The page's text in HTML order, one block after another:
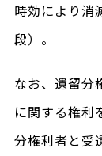
時効により消
段）。
なお、遺留分
に関する権利
分権利者と受